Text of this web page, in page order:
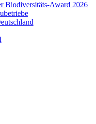
Biodiversitäts-Award 2026